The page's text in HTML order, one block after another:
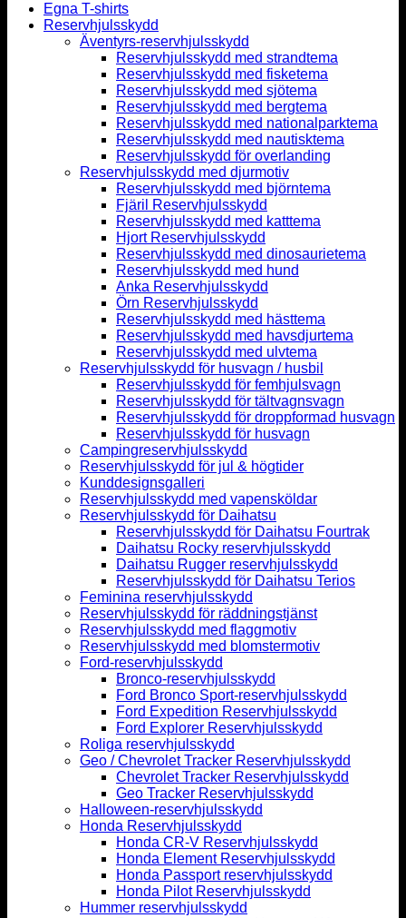
Egna T-shirts
Reservhjulsskydd
Äventyrs-reservhjulsskydd
Reservhjulsskydd med strandtema
Reservhjulsskydd med fisketema
Reservhjulsskydd med sjötema
Reservhjulsskydd med bergtema
Reservhjulsskydd med nationalparktema
Reservhjulsskydd med nautisktema
Reservhjulsskydd för overlanding
Reservhjulsskydd med djurmotiv
Reservhjulsskydd med björntema
Fjäril Reservhjulsskydd
Reservhjulsskydd med katttema
Hjort Reservhjulsskydd
Reservhjulsskydd med dinosaurietema
Reservhjulsskydd med hund
Anka Reservhjulsskydd
Örn Reservhjulsskydd
Reservhjulsskydd med hästtema
Reservhjulsskydd med havsdjurtema
Reservhjulsskydd med ulvtema
Reservhjulsskydd för husvagn / husbil
Reservhjulsskydd för femhjulsvagn
Reservhjulsskydd för tältvagnsvagn
Reservhjulsskydd för droppformad husvagn
Reservhjulsskydd för husvagn
Campingreservhjulsskydd
Reservhjulsskydd för jul & högtider
Kunddesignsgalleri
Reservhjulsskydd med vapensköldar
Reservhjulsskydd för Daihatsu
Reservhjulsskydd för Daihatsu Fourtrak
Daihatsu Rocky reservhjulsskydd
Daihatsu Rugger reservhjulsskydd
Reservhjulsskydd för Daihatsu Terios
Feminina reservhjulsskydd
Reservhjulsskydd för räddningstjänst
Reservhjulsskydd med flaggmotiv
Reservhjulsskydd med blomstermotiv
Ford-reservhjulsskydd
Bronco-reservhjulsskydd
Ford Bronco Sport-reservhjulsskydd
Ford Expedition Reservhjulsskydd
Ford Explorer Reservhjulsskydd
Roliga reservhjulsskydd
Geo / Chevrolet Tracker Reservhjulsskydd
Chevrolet Tracker Reservhjulsskydd
Geo Tracker Reservhjulsskydd
Halloween-reservhjulsskydd
Honda Reservhjulsskydd
Honda CR-V Reservhjulsskydd
Honda Element Reservhjulsskydd
Honda Passport reservhjulsskydd
Honda Pilot Reservhjulsskydd
Hummer reservhjulsskydd